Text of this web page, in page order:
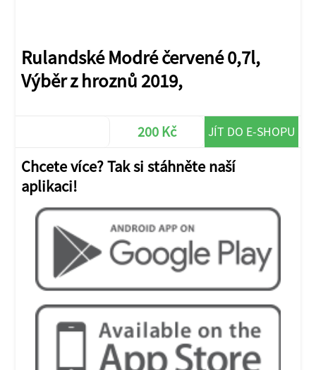
Rulandské Modré červené 0,7l,
Výběr z hroznů 2019,
200 Kč JÍT DO E-SHOPU
Chcete více? Tak si stáhněte naší
aplikaci!